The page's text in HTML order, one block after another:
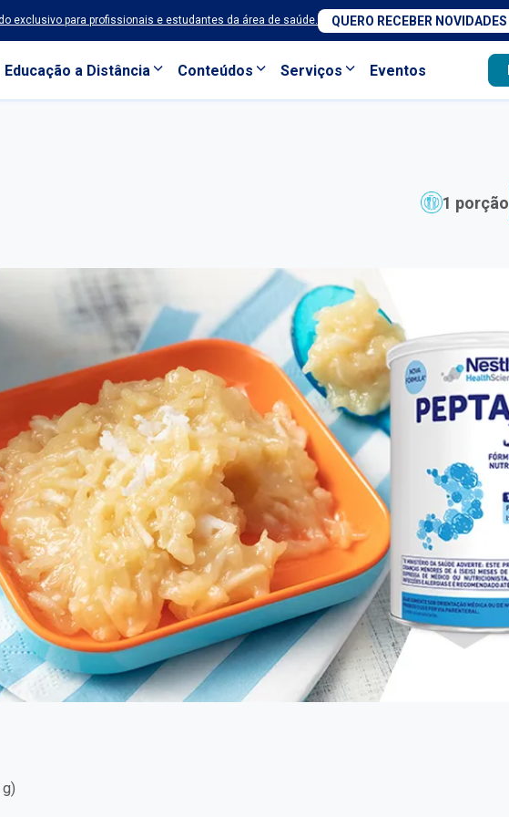
exclusivo para profissionais e estudantes da área de saúde. QUERO RECEBER NOVIDADES
Educação a Distância Conteúdos Serviços Eventos
1 porção